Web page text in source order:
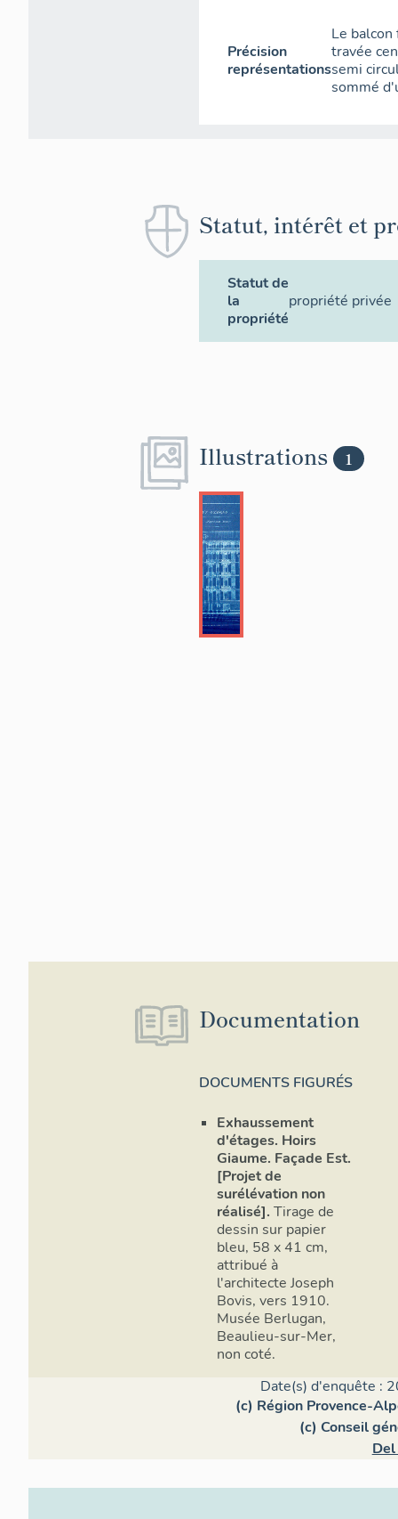
Précision
représentations
Le
travée
semi
sommé
Statut, intérêt et
Statut de
la
propriété
propriété privée
Illustrations 1
Documentation
DOCUMENTS FIGURÉS
Exhaussement
d'étages. Hoirs
Giaume. Façade Est.
[Projet de
surélévation non
réalisé]. Tirage de
dessin sur papier
bleu, 58 x 41 cm,
attribué à
l'architecte Joseph
Bovis, vers 1910.
Musée Berlugan,
Beaulieu-sur-Mer,
non coté.
Date(s) d'enquête :
(c) Région Provence-
(c) Conseil